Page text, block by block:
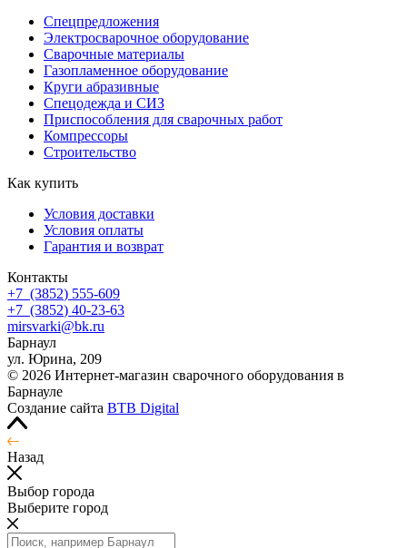
Спецпредложения
Электросварочное оборудование
Сварочные материалы
Газопламенное оборудование
Круги абразивные
Спецодежда и СИЗ
Приспособления для сварочных работ
Компрессоры
Строительство
Как купить
Условия доставки
Условия оплаты
Гарантия и возврат
Контакты
+7 (3852) 555-609
+7 (3852) 40-23-63
mirsvarki@bk.ru
Барнаул
ул. Юрина, 209
© 2026 Интернет-магазин сварочного оборудования в
Барнауле
Создание сайта BTB Digital
Назад
Выбор города
Выберите город